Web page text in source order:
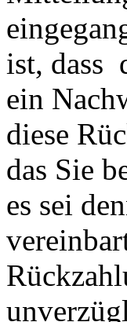
ist, dass
ein
diese
das Sie
es sei